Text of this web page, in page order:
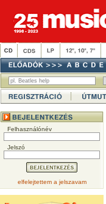
Felhasználónév
Jelszó
elfelejtettem a jelszavam